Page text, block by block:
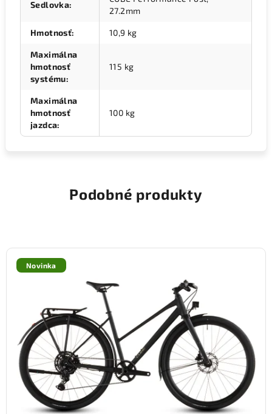
Sedlovka:
27.2mm
Hmotnosť: 10,9 kg
Maximálna
hmotnosť
systému:
115 kg
Maximálna
hmotnosť
jazdca:
100 kg
Podobné produkty
Novinka